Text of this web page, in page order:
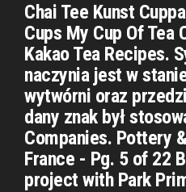
Chai Tee Kunst
Cups My Cup Of Tea
Kakao Tea Recipes.
naczynia jest w
wytwórni oraz
dany znak był
Companies. Pottery
France - Pg. 5 of 22
project with Park